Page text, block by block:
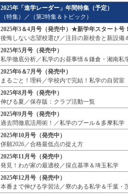
2025年「進学レーダー」年間特集（予定）
（特集）／（第2特集＆トピック）
2025年3＆4月号（発売中）★新学年スタート号
後悔しない志望校選び／注目の新校舎と新設備
2025年5月号（発売中）
私学徹底分析／私学のお昼事情＆鎌倉・湘南私
2025年6＆7月号（発売中）
まるごと！理科／学校内で完結！私学の自習室
2025年8月号（発売中）
伸びる夏／保存版：クラブ活動一覧
2025年9月号（発売中）
過去問徹底活用術！／私学のプール＆多摩私学
2025年10月号（発売中）
併願2026／合格最低点の捉え方
2025年11月号（発売中）
発見！わが家の最適校／採点基準＆埼玉私学
2025年12月号（発売中）
本番まで伸びる学習法／寮のある私学＆千葉・